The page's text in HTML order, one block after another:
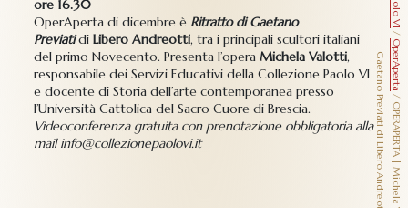
/
OperAperta
/
G
i
ore 16.30
OperAperta di dicembre è Ritratto di Gaetano
PreviatidiLibero Andreotti, tra i principali scultori italiani
del primo Novecento. Presenta l’operaMichela Valotti,
responsabile dei Servizi Educativi della Collezione Paolo VI
e docente di Storia dell’arte contemporanea presso
l’Università Cattolica del Sacro Cuore di Brescia.
Videoconferenza gratuita con prenotazione obbligatoria alla
mail info@collezionepaolovi.it